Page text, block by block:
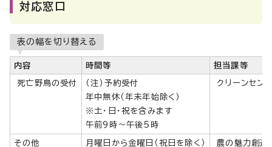
対応窓口
表の幅を切り替える
内容 時間等 担当課等
死亡野鳥の受付
（注）予約受付
年中無休（年末年始除く）
※土・日・祝を含みます
午前9時～午後5時
クリーンセン
その他
月曜日から金曜日（祝日を除く）
農の魅力創造